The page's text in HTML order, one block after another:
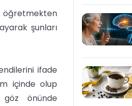
öğretmekten
şunları
ifade
içinde olup
göz önünde